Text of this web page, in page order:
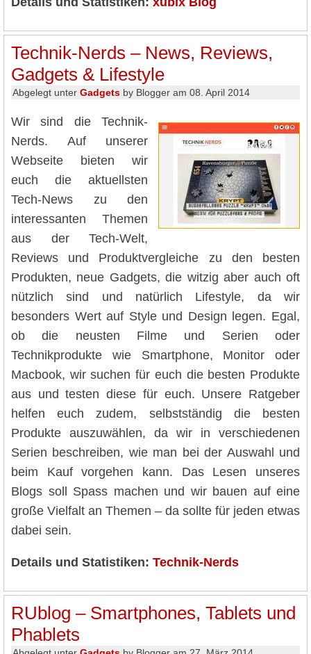
Technik-Nerds – News, Reviews,
Gadgets & Lifestyle
Abgelegt unter Gadgets by Blogger am 08. April 2014
Wir sind die Technik-
Nerds. Auf unserer
Webseite bieten wir
euch die aktuellsten
Tech-News zu den
interessanten Themen
aus der Tech-Welt,
Reviews und Produktvergleiche zu den besten
Produkten, neue Gadgets, die witzig aber auch oft
nützlich sind und natürlich Lifestyle, da wir
besonders Wert auf Style und Design legen. Egal,
ob die neusten Filme und Serien oder
Technikprodukte wie Smartphone, Monitor oder
Macbook, wir suchen für euch die besten Produkte
aus und testen diese für euch. Unsere Ratgeber
helfen euch zudem, selbstständig die besten
Produkte auszuwählen, da wir in verschiedenen
Serien beschreiben, wie man bei der Auswahl und
beim Kauf vorgehen kann. Das Lesen unseres
Blogs soll Spass machen und wir bauen auf eine
große Vielfalt an Themen – da sollte für jeden etwas
dabei sein.
Details und Statistiken: Technik-Nerds
RUblog – Smartphones, Tablets und
Phablets